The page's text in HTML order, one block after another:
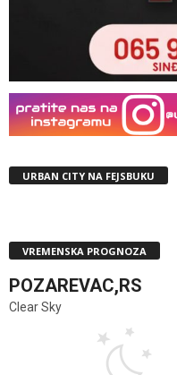
URBAN CITY NA FEJSBUKU
VREMENSKA PROGNOZA
POZAREVAC,RS
Clear Sky